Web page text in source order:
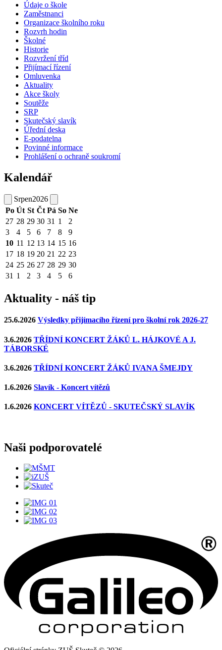
Údaje o škole
Zaměstnanci
Organizace školního roku
Rozvrh hodin
Školné
Historie
Rozvržení tříd
Přijímací řízení
Omluvenka
Aktuality
Akce školy
Soutěže
SRP
Skutečský slavík
Úřední deska
E-podatelna
Povinné informace
Prohlášení o ochraně soukromí
Kalendář
Srpen2026
Po Út St Čt Pá So Ne
27 28 29 30 31 1
2
3
4 5 6 7 8
9
10 11 12 13 14 15 16
17 18 19 20 21 22 23
24 25 26 27 28 29 30
31 1 2 3 4 5 6
Aktuality - náš tip
25.6.2026 Výsledky přijímacího řízení pro školní rok 2026-27
3.6.2026 TŘÍDNÍ KONCERT ŽÁKŮ L. HÁJKOVÉ A J.
TÁBORSKÉ
3.6.2026 TŘÍDNÍ KONCERT ŽÁKŮ IVANA ŠMEJDY
1.6.2026 Slavík - Koncert vítězů
1.6.2026 KONCERT VÍTĚZŮ - SKUTEČSKÝ SLAVÍK
Naši podporovatelé